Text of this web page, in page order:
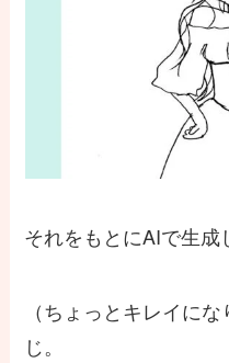
それをもとにAIで生成
（ちょっとキレイに
じ。